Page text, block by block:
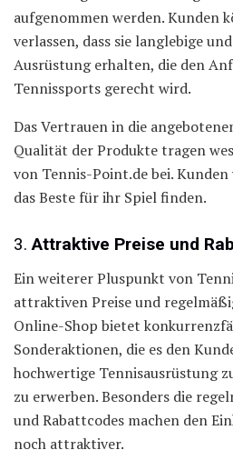
aufgenommen werden. Kunden
verlassen, dass sie langlebige
Ausrüstung erhalten, die den
Tennissports gerecht wird.
Das Vertrauen in die
Qualität der Produkte tragen
von Tennis-Point.de bei. Kunden
das Beste für ihr Spiel finden.
3.Attraktive Preise und
Ein weiterer Pluspunkt von
attraktiven Preise und
Online-Shop bietet
Sonderaktionen, die es den
hochwertige Tennisausrüstung
zu erwerben. Besonders die
und Rabattcodes machen den
noch attraktiver.